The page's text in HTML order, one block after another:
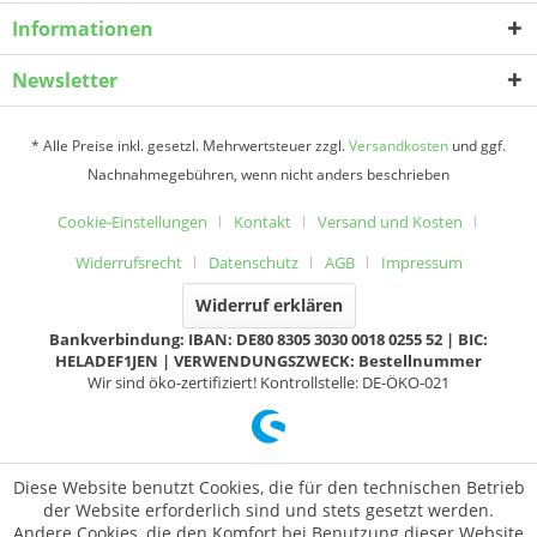
Informationen
Newsletter
* Alle Preise inkl. gesetzl. Mehrwertsteuer zzgl.Versandkosten und ggf.
Nachnahmegebühren, wenn nicht anders beschrieben
Cookie-Einstellungen Kontakt
Versand und Kosten
Widerrufsrecht
Datenschutz AGB Impressum
Widerruf erklären
Bankverbindung: IBAN: DE80 8305 3030 0018 0255 52 | BIC:
HELADEF1JEN | VERWENDUNGSZWECK: Bestellnummer
Wir sind öko-zertifiziert! Kontrollstelle: DE-ÖKO-021
Diese Website benutzt Cookies, die für den technischen Betrieb
der Website erforderlich sind und stets gesetzt werden.